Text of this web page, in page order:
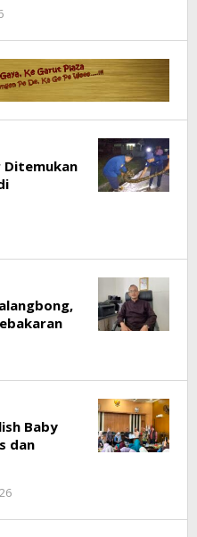
Garut
Ditemukan
Baby
dan